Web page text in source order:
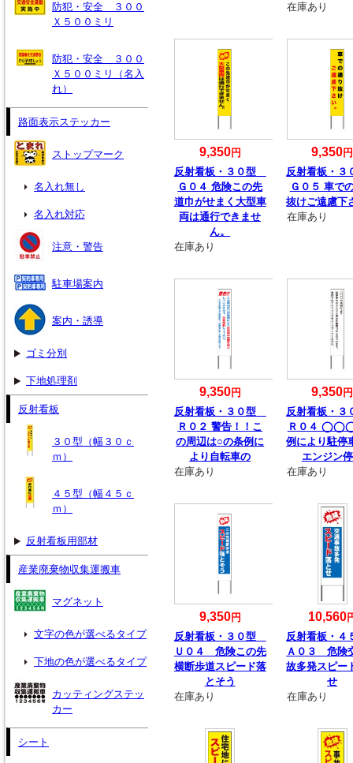
在庫あり
9,350円
反射看板・３０型
Ｇ０４ 危険この先
道巾がせまく大型車
両は通行できませ
ん。
在庫あり
9,350円
反射看板・
Ｇ０５ 車で
抜けご遠慮下
在庫あり
9,350円
反射看板・３０型
Ｒ０２ 警告！！こ
の周辺は○の条例に
より自転車の
在庫あり
9,350円
反射看板・
Ｒ０４
例により駐停
エンジン
在庫あり
9,350円
反射看板・３０型
Ｕ０４ 危険この先
横断歩道スピード落
とそう
在庫あり
10,560
反射看板・
Ａ０３ 危険
故多発スピー
せ
在庫あり
防犯・安全 ３００
Ｘ５００ミリ
防犯・安全 ３００
Ｘ５００ミリ（名入
れ）
路面表示ステッカー
ストップマーク
名入れ無し
名入れ対応
注意・警告
駐車場案内
案内・誘導
ゴミ分別
下地処理剤
反射看板
３０型（幅３０ｃ
ｍ）
４５型（幅４５ｃ
ｍ）
反射看板用部材
産業廃棄物収集運搬車
マグネット
文字の色が選べるタイプ
下地の色が選べるタイプ
カッティングステッ
カー
シート